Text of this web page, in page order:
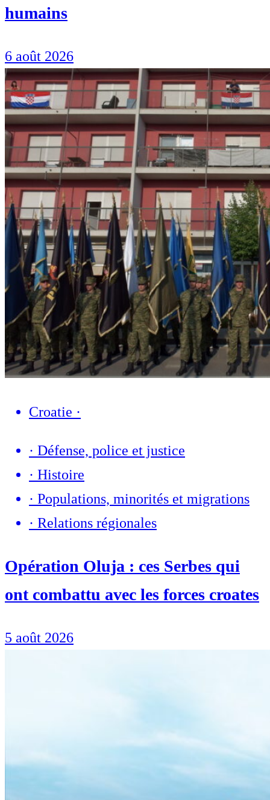
humains
6 août 2026
Croatie ·
· Défense, police et justice
· Histoire
· Populations, minorités et migrations
· Relations régionales
Opération Oluja : ces Serbes qui
ont combattu avec les forces croates
5 août 2026